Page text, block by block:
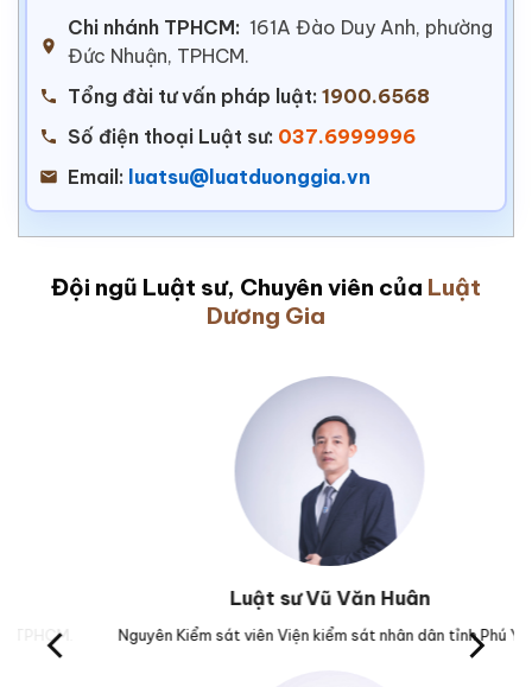
Chi nhánh TPHCM: 161A Đào Duy Anh, phường
Đức Nhuận, TPHCM.
Tổng đài tư vấn pháp luật: 1900.6568
Số điện thoại Luật sư: 037.6999996
Email: luatsu@luatduonggia.vn
Đội ngũ Luật sư, Chuyên viên của Luật
Dương Gia
Luật sư Vũ Văn Huân
Nguyên Kiểm sát viên Viện kiểm sát nhân dân tỉnh Phú Yên.